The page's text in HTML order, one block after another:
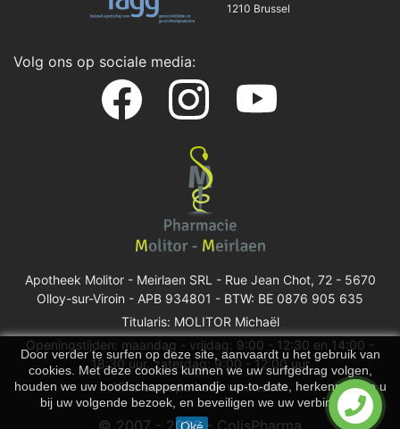
Door verder te surfen op deze site, aanvaardt u het gebruik van
cookies. Met deze cookies kunnen we uw surfgedrag volgen,
houden we uw boodschappenmandje up-to-date, herkennen we u
bij uw volgende bezoek, en beveiligen we uw verbinding.
1210 Brussel
Volg ons op sociale media:
Apotheek Molitor - Meirlaen SRL - Rue Jean Chot, 72 - 5670
Olloy-sur-Viroin - APB 934801 - BTW: BE 0876 905 635
Titularis: MOLITOR Michaël
Openingstijden: maandag - vrijdag: 9:00 - 12:30 en 14:00 -
18:30 uur, zaterdag: 9:00 - 12:00 uur
Vind een apotheek van wacht